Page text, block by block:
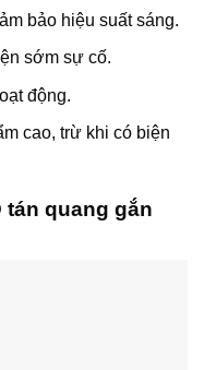
bảo hiệu suất sáng.
sớm sự cố.
động.
cao, trừ khi có biện
tán quang gắn